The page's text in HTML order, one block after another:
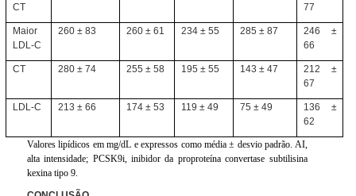
CT
77
Maior
LDL-C
260 ± 83 260 ± 61 234 ± 55 285 ±87 246±
66
CT 280 ± 74 255 ± 58 195 ±55 143 ± 47 212±
67
LDL-C 213 ± 66 174 ±53 119 ±49 75 ± 49 136±
62
Valores lipídicos em mg/dL e expressos como média± desvio padrão. AI,
alta intensidade; PCSK9i, inibidor da proproteína convertase subtilisina
kexina tipo 9.